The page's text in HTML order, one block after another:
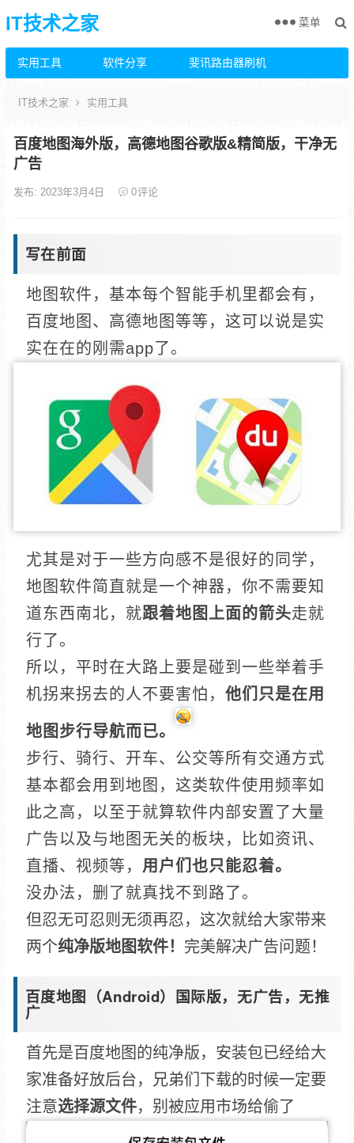
IT技术之家
实用工具 软件分享 斐讯路由器刷机
菜单
IT技术之家 实用工具
百度地图海外版，高德地图谷歌版&精简版，干净无
广告
发布: 2023年3月4日 0评论
写在前面
地图软件，基本每个智能手机里都会有，
百度地图、高德地图等等，这可以说是实
实在在的刚需app了。
尤其是对于一些方向感不是很好的同学，
地图软件简直就是一个神器，你不需要知
道东西南北，就跟着地图上面的箭头走就
行了。
所以，平时在大路上要是碰到一些举着手
机拐来拐去的人不要害怕， 他们只是在用
地图步行导航而已。
步行、骑行、开车、公交等所有交通方式
基本都会用到地图，这类软件使用频率如
此之高，以至于就算软件内部安置了大量
广告以及与地图无关的板块，比如资讯、
直播、视频等， 用户们也只能忍着。
没办法，删了就真找不到路了。
但忍无可忍则无须再忍，这次就给大家带来
两个纯净版地图软件！ 完美解决广告问题！
百度地图（Android）国际版，无广告，无推
广
首先是百度地图的纯净版，安装包已经给大
家准备好放后台，兄弟们下载的时候一定要
注意选择源文件，别被应用市场给偷了